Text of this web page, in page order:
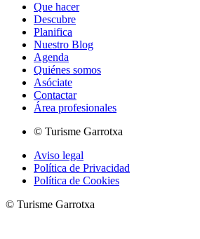
Que hacer
Descubre
Planifica
Nuestro Blog
Agenda
Quiénes somos
Asóciate
Contactar
Área profesionales
© Turisme Garrotxa
Aviso legal
Política de Privacidad
Política de Cookies
© Turisme Garrotxa